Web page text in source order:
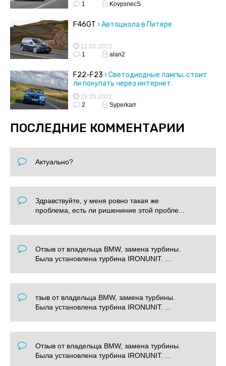
1
KovpsnecS
F46GT Автошкола в Питере
11.01.2023
1
alan2
F22-F23
Светодиодные лампы, стоит
ли покупать через интернет.
28.05.2022
2
Syperkarr
ПОСЛЕДНИЕ КОММЕНТАРИИ
Актуально?
Здравствуйте, у меня ровно такая же
проблема, есть ли ришениние этой пробле...
Отзыв от владельца BMW, замена турбины.
Была установлена турбина IRONUNIT. ...
тзыв от владельца BMW, замена турбины.
Была установлена турбина IRONUNIT. ...
Отзыв от владельца BMW, замена турбины.
Была установлена турбина IRONUNIT. ...